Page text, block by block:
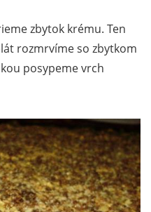
zbytok krému. Ten
rozmrvíme so zbytkom
posypeme vrch